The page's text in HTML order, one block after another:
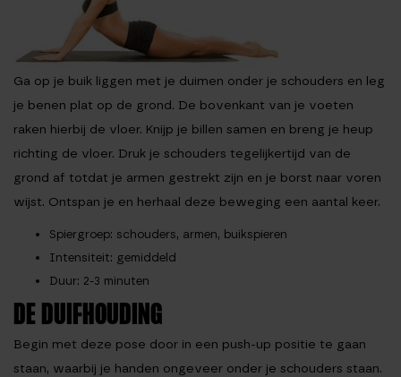
Ga op je buik liggen met je duimen onder je schouders en leg
je benen plat op de grond. De bovenkant van je voeten
raken hierbij de vloer. Knijp je billen samen en breng je heup
richting de vloer. Druk je schouders tegelijkertijd van de
grond af totdat je armen gestrekt zijn en je borst naar voren
wijst. Ontspan je en herhaal deze beweging een aantal keer.
Spiergroep: schouders, armen, buikspieren
Intensiteit: gemiddeld
Duur: 2-3 minuten
DE DUIFHOUDING
Begin met deze pose door in een push-up positie te gaan
staan, waarbij je handen ongeveer onder je schouders staan.